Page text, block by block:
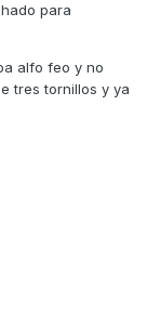
para
alfo feo y no
tres tornillos y ya